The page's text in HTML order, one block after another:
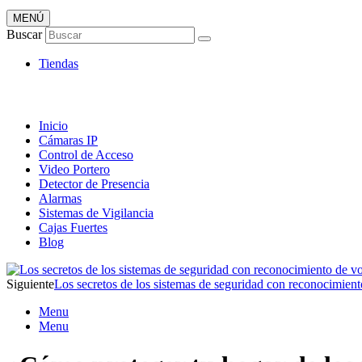
Artículos de Vigilancia
Envió 24/7!!!
MENÚ
Buscar
Tiendas
Inicio
Cámaras IP
Control de Acceso
Video Portero
Detector de Presencia
Alarmas
Sistemas de Vigilancia
Cajas Fuertes
Blog
SiguienteLos secretos de los sistemas de seguridad con
Menu
Menu